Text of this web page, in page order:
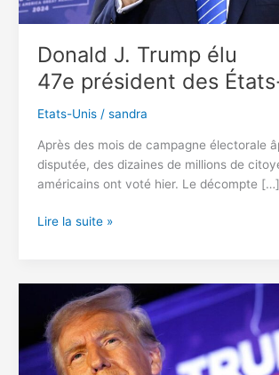
Donald J. Trump élu
47e président des
Etats-Unis/ sandra
Après des mois de campagne électorale
disputée, des dizaines de millions de
américains ont voté hier. Le décompte […]
Donald
47e président des
États-
Unis
Lire la suite »